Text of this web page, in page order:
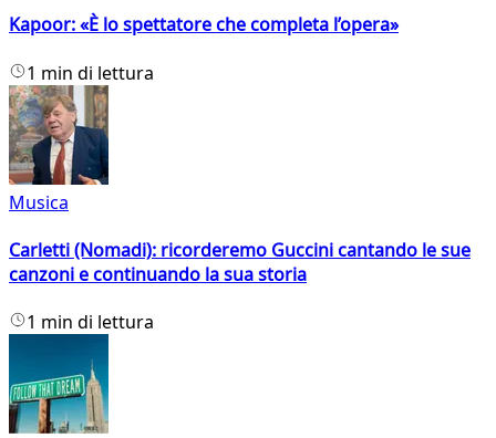
Kapoor: «È lo spettatore che completa l’opera»
1 min di lettura
Musica
Carletti (Nomadi): ricorderemo Guccini cantando le sue
canzoni e continuando la sua storia
1 min di lettura